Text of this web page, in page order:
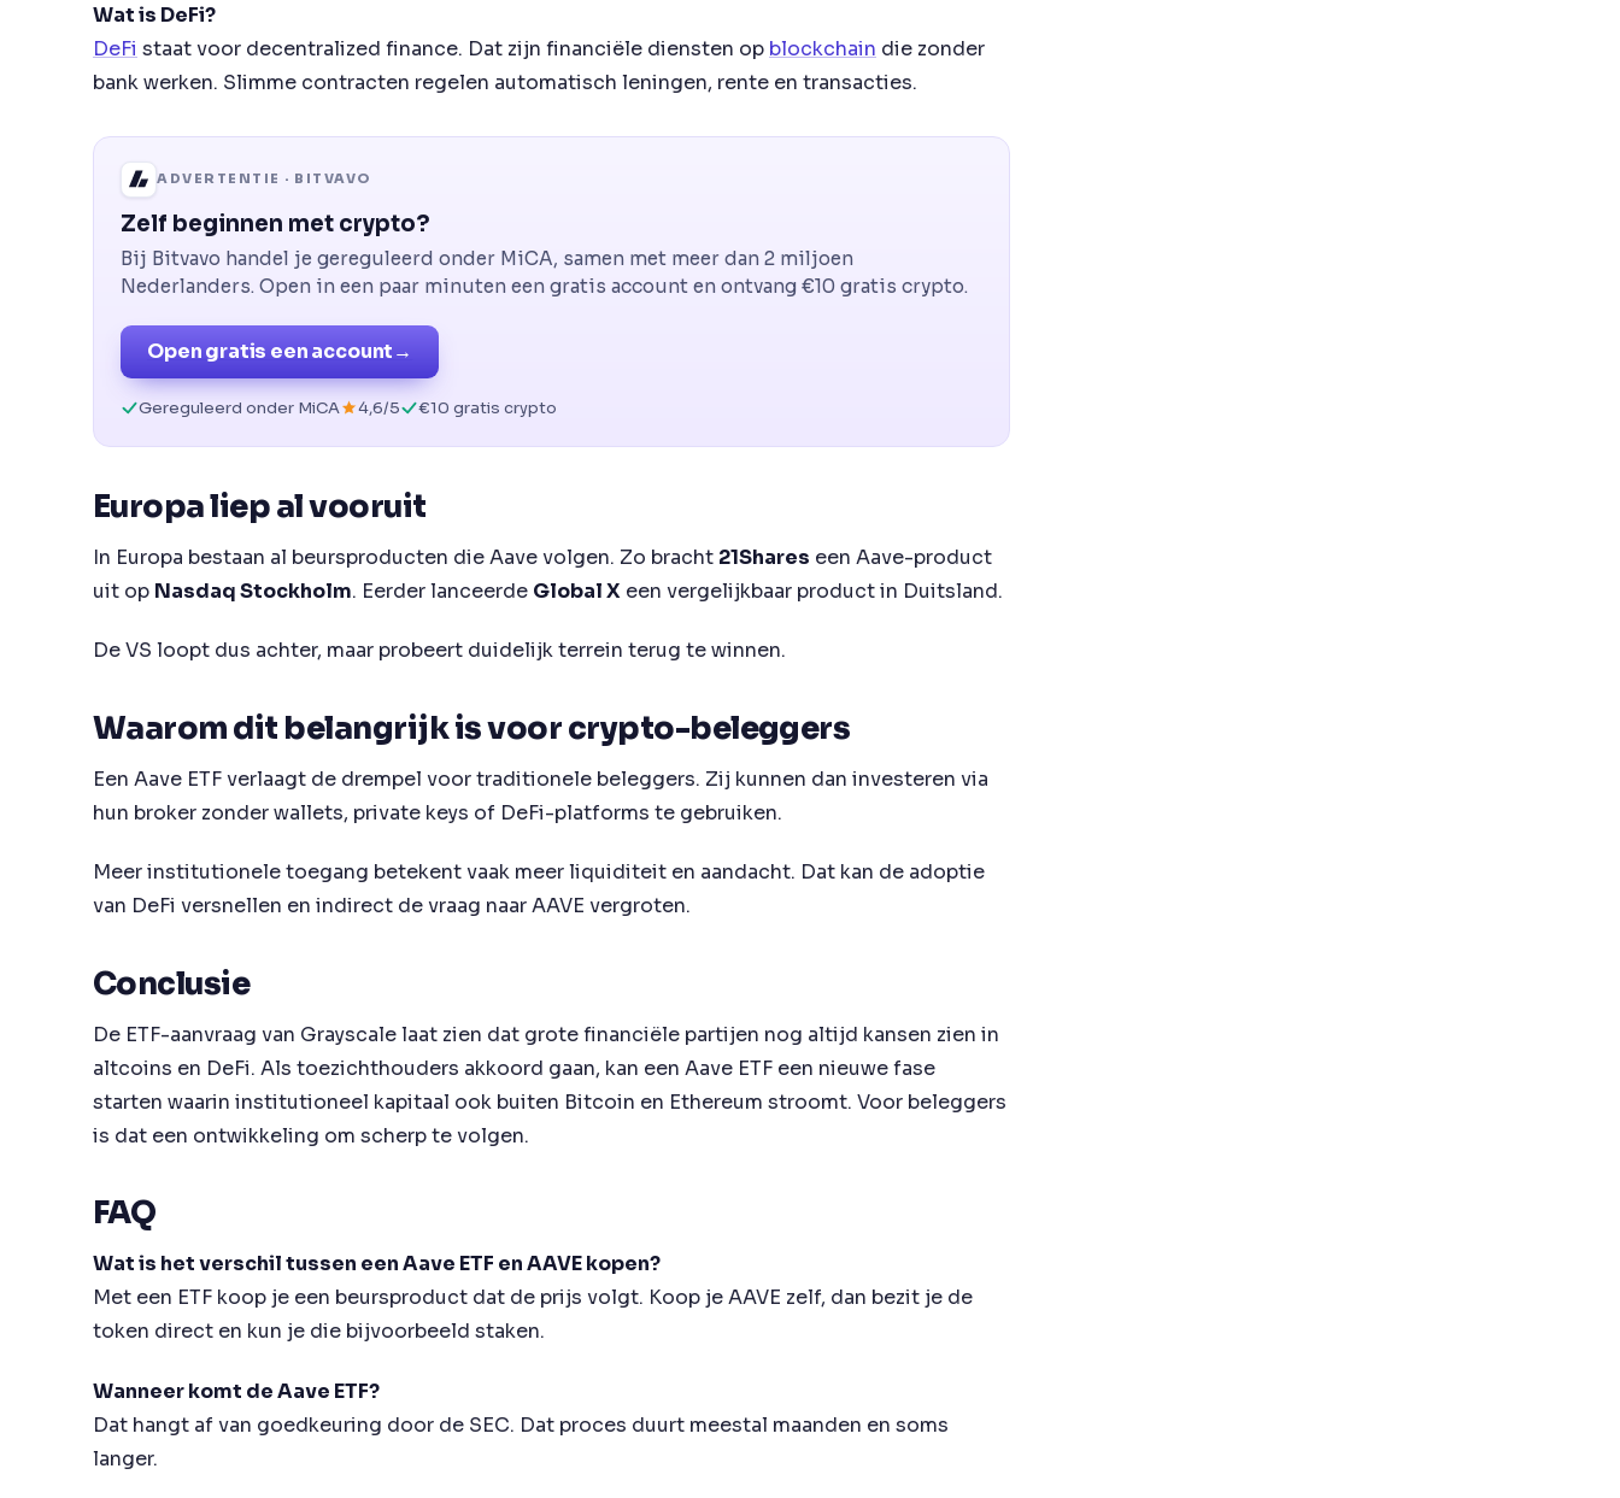
Wat is DeFi?
DeFi staat voor decentralized finance. Dat zijn financiële diensten op blockchain die zonder
bank werken. Slimme contracten regelen automatisch leningen, rente en transacties.
ADVERTENTIE · BITVAVO
Zelf beginnen met crypto?
Bij Bitvavo handel je gereguleerd onder MiCA, samen met meer dan 2 miljoen
Nederlanders. Open in een paar minuten een gratis account en ontvang €10 gratis crypto.
Open gratis een account→
Gereguleerd onder MiCA 4,6/5 €10 gratis crypto
Europa liep al vooruit
In Europa bestaan al beursproducten die Aave volgen. Zo bracht 21Shares een Aave-product
uit op Nasdaq Stockholm. Eerder lanceerde Global X een vergelijkbaar product in Duitsland.
De VS loopt dus achter, maar probeert duidelijk terrein terug te winnen.
Waarom dit belangrijk is voor crypto-beleggers
Een Aave ETF verlaagt de drempel voor traditionele beleggers. Zij kunnen dan investeren via
hun broker zonder wallets, private keys of DeFi-platforms te gebruiken.
Meer institutionele toegang betekent vaak meer liquiditeit en aandacht. Dat kan de adoptie
van DeFi versnellen en indirect de vraag naar AAVE vergroten.
Conclusie
De ETF-aanvraag van Grayscale laat zien dat grote financiële partijen nog altijd kansen zien in
altcoins en DeFi. Als toezichthouders akkoord gaan, kan een Aave ETF een nieuwe fase
starten waarin institutioneel kapitaal ook buiten Bitcoin en Ethereum stroomt. Voor beleggers
is dat een ontwikkeling om scherp te volgen.
FAQ
Wat is het verschil tussen een Aave ETF en AAVE kopen?
Met een ETF koop je een beursproduct dat de prijs volgt. Koop je AAVE zelf, dan bezit je de
token direct en kun je die bijvoorbeeld staken.
Wanneer komt de Aave ETF?
Dat hangt af van goedkeuring door de SEC. Dat proces duurt meestal maanden en soms
langer.